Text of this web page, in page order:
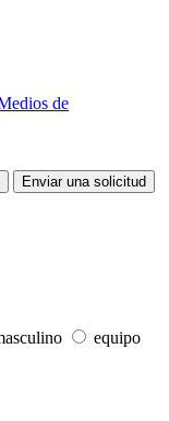
de
Enviar una solicitud
equipo